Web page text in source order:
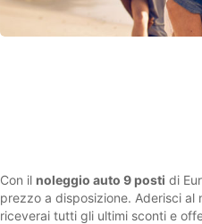
Con il noleggio auto 9 posti di
prezzo a disposizione. Aderisci
riceverai tutti gli ultimi sconti e